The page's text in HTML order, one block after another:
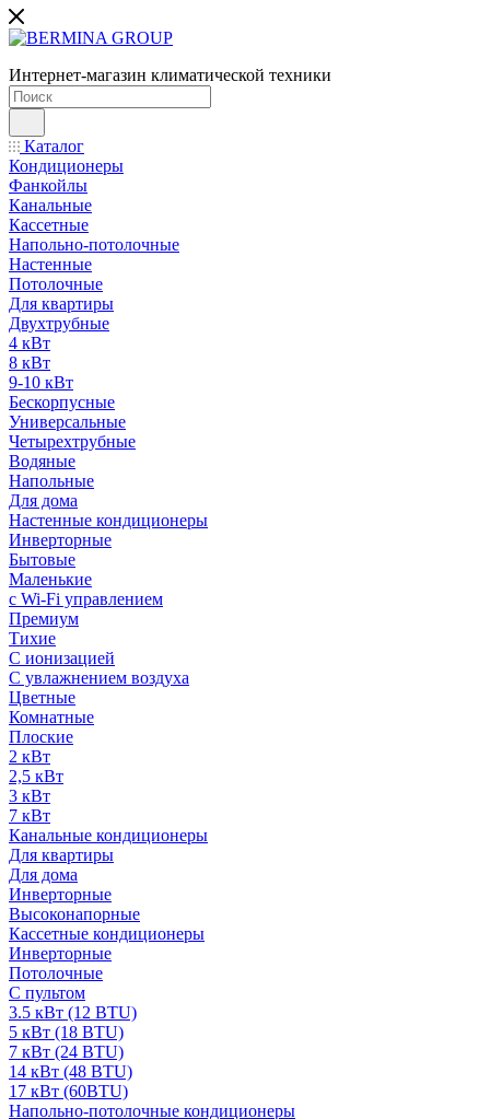
Интернет-магазин климатической техники
Каталог
Кондиционеры
Фанкойлы
Канальные
Кассетные
Напольно-потолочные
Настенные
Потолочные
Для квартиры
Двухтрубные
4 кВт
8 кВт
9-10 кВт
Бескорпусные
Универсальные
Четырехтрубные
Водяные
Напольные
Для дома
Настенные кондиционеры
Инверторные
Бытовые
Маленькие
с Wi-Fi управлением
Премиум
Тихие
С ионизацией
С увлажнением воздуха
Цветные
Комнатные
Плоские
2 кВт
2,5 кВт
3 кВт
7 кВт
Канальные кондиционеры
Для квартиры
Для дома
Инверторные
Высоконапорные
Кассетные кондиционеры
Инверторные
Потолочные
С пультом
3.5 кВт (12 BTU)
5 кВт (18 BTU)
7 кВт (24 BTU)
14 кВт (48 BTU)
17 кВт (60BTU)
Напольно-потолочные кондиционеры